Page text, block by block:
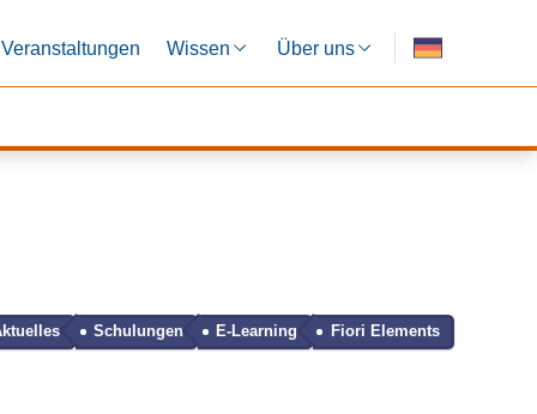
Veranstaltungen Wissen Über uns
Schulungen E-Learning
Fiori Elements